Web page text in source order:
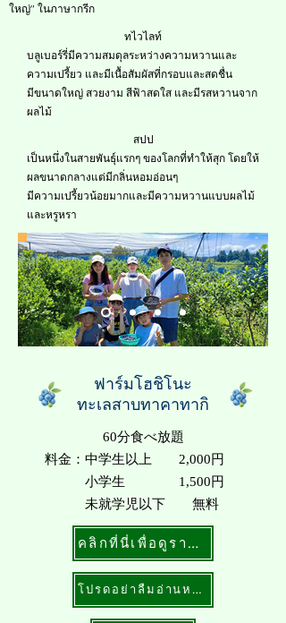
ใหญ่" ในภาษากรีก
ทไวไลท์
บลูเบอร์รี่มีความสมดุลระหว่างความหวานและ
ความเปรี้ยว และมีเนื้อสัมผัสที่กรอบและสดชื่น
มีขนาดใหญ่ สวยงาม สีฟ้าสดใส และมีรสหวานจาก
ผลไม้
สปป
เป็นหนึ่งในสายพันธุ์แรกๆ ของโลกที่ทำให้สุก โดยให้
ผลขนาดกลางแต่มีกลิ่นหอมอ่อนๆ
มีความเปรี้ยวน้อยมากและมีความหวานแบบผลไม้
และหรูหรา
ฟาร์มโฮชิโนะ
ทะเลสาบทาคาทากิ
60分食べ放題
料金：中学生以上 2,000円
小学生 1,500円
未就学児以下 無料
คลิกที่นี่เพื่อดูราคาและเวลาทำการ
โปรดอย่าลืมอ่านหมายเหตุ